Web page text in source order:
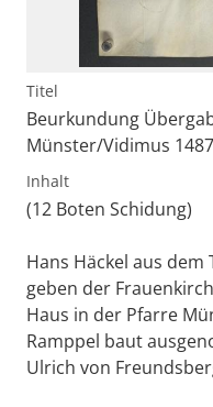
Titel
Beurkundung
Münster/Vidimus 1487
Inhalt
(12 Boten Schidung)
Hans Häckel aus dem
geben der
Haus in der Pfarre
Ramppel baut
Ulrich von